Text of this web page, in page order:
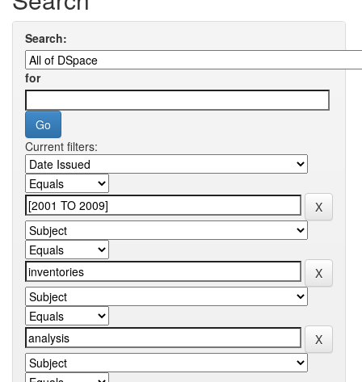
Search:
for
Current filters: